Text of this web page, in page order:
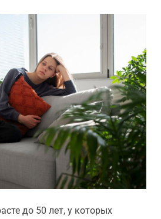
до 50 лет, у которых